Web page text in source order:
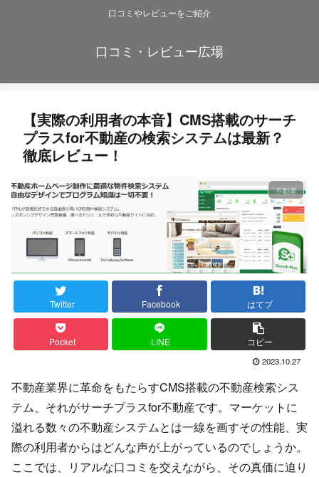
口コミやレビューをご紹介
口コミ・レビュー広場
【実際の利用者の本音】CMS搭載のサーチ
プラスfor不動産の検索システム​は最新？
徹底レビュー！
不動産
Twitter Facebook はてブ
Pocket LINE コピー
2023.10.27
不動産業界に革命をもたらすCMS搭載の不動産検索シス
テム、それが​サーチプラスfor不動産です。マーケットに
溢れる数々の不動産システムとは一線を画すその性能、実
際の利用者からはどんな声が上がっているのでしょうか。
ここでは、リアルな口コミを交えながら、その真価に迫り